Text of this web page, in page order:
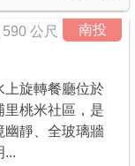
南投
公尺
上旋轉餐廳位於
里桃米社區，是
幽靜、全玻璃牆
...